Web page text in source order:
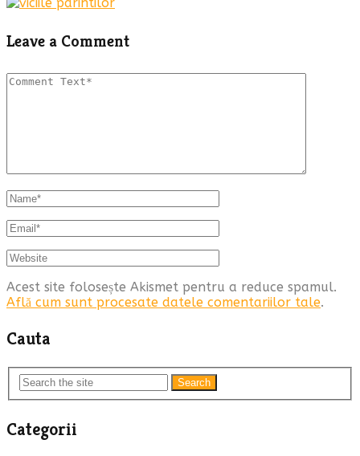
Leave a Comment
Acest site folosește Akismet pentru a reduce spamul.
Află cum sunt procesate datele comentariilor tale.
Cauta
Search
Categorii